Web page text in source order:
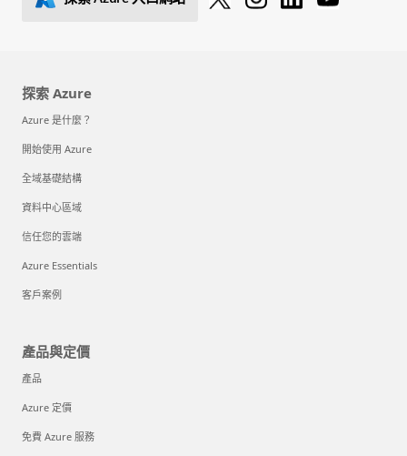
探索 Azure
Azure 是什麼？
開始使用 Azure
全域基礎結構
資料中心區域
信任您的雲端
Azure Essentials
客戶案例
產品與定價
產品
Azure 定價
免費 Azure 服務